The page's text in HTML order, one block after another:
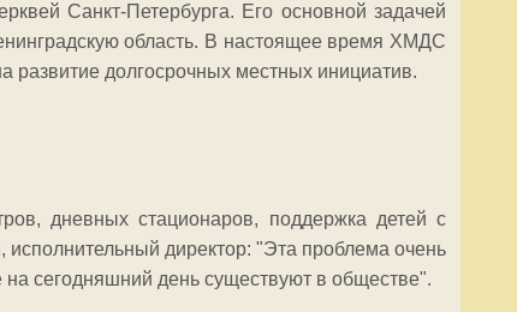
Санкт-Петербурга. Его основной задачей
область. В настоящее время ХМДС
развитие долгосрочных местных инициатив.
дневных стационаров, поддержка детей с
директор: "Эта проблема очень
сегодняшний день существуют в обществе".